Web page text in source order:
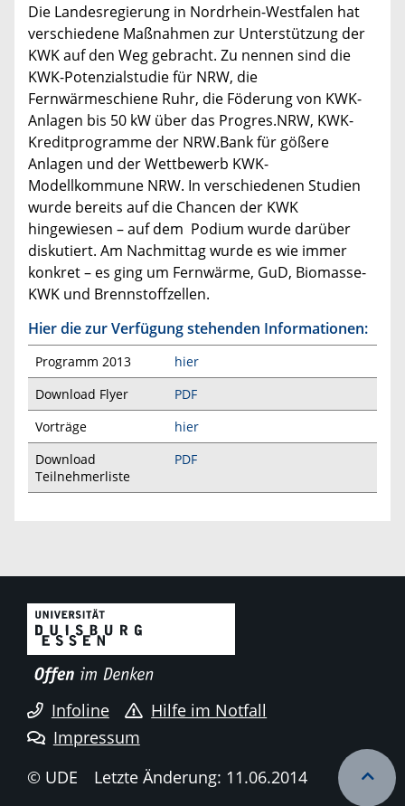
Die Landesregierung in Nordrhein-Westfalen hat
verschiedene Maßnahmen zur Unterstützung der
KWK auf den Weg gebracht. Zu nennen sind die
KWK-Potenzialstudie für NRW, die
Fernwärmeschiene Ruhr, die Föderung von KWK-
Anlagen bis 50 kW über das Progres.NRW, KWK-
Kreditprogramme der NRW.Bank für gößere
Anlagen und der Wettbewerb KWK-
Modellkommune NRW. In verschiedenen Studien
wurde bereits auf die Chancen der KWK
hingewiesen – auf dem Podium wurde darüber
diskutiert. Am Nachmittag wurde es wie immer
konkret – es ging um Fernwärme, GuD, Biomasse-
KWK und Brennstoffzellen.
Hier die zur Verfügung stehenden Informationen:
Programm 2013
hier
Download Flyer
PDF
Vorträge
hier
Download
Teilnehmerliste
PDF
Infoline
Hilfe im Notfall
Impressum
© UDE
Letzte Änderung: 11.06.2014